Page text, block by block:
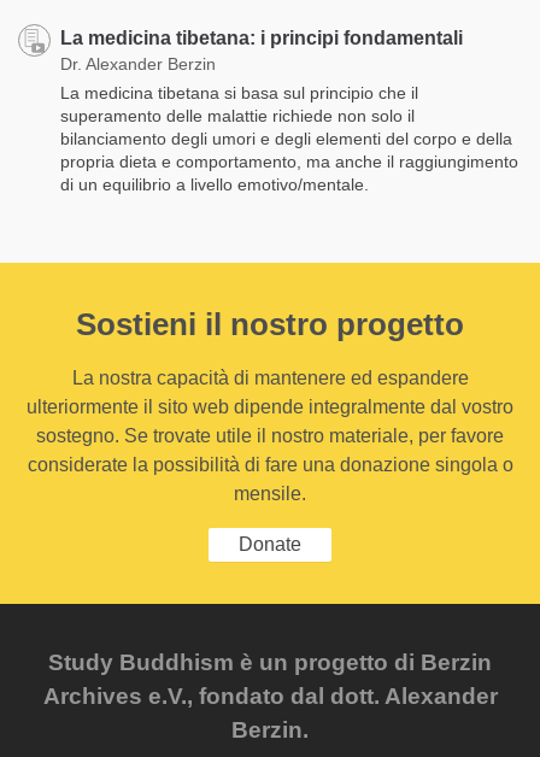
La medicina tibetana: i principi fondamentali
Dr. Alexander Berzin
La medicina tibetana si basa sul principio che il
superamento delle malattie richiede non solo il
bilanciamento degli umori e degli elementi del corpo e della
propria dieta e comportamento, ma anche il raggiungimento
di un equilibrio a livello emotivo/mentale.
Sostieni il nostro progetto
La nostra capacità di mantenere ed espandere
ulteriormente il sito web dipende integralmente dal vostro
sostegno. Se trovate utile il nostro materiale, per favore
considerate la possibilità di fare una donazione singola o
mensile.
Donate
Study Buddhism è un progetto di Berzin
Archives e.V., fondato dal dott. Alexander
Berzin.